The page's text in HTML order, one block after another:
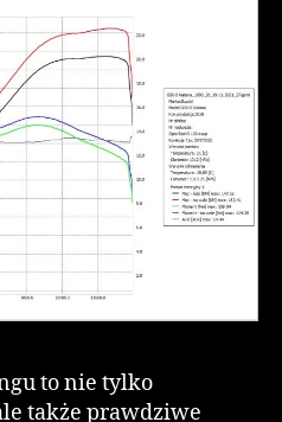
to nie tylko
także prawdziwe